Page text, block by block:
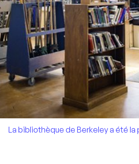
La bibliothèque de Berkeley a été